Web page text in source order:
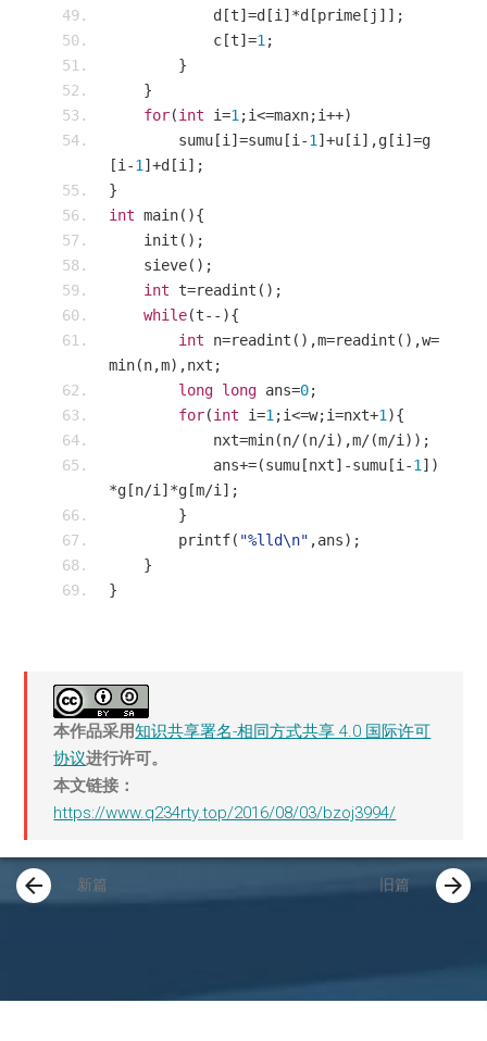
            d
[t]=d [i ]*d [prime [ j ]];
            c
[t]=1 ;
}
}
for(int i=1 ;i<=maxn;i++)
        sumu
[i ]=sumu [i -1 ]+u [i ],g [i ]=g
[i -1 ]+d [i ];
}
int main(){
    init
();
    sieve
();
int t=readint ();
while(t--){
int n=readint (),m=readint (),w=
min(n,m),nxt ;
long long ans=0;
for(int i=1 ;i<=w;i=nxt+1 ){
            nxt
=min(n/(n/i ),m/(m/i ));
            ans
+=(sumu [nxt]-sumu [i -1 ])
*g [n/i ]*g [m/i ];
}
        printf
( "%lld\n" ,ans);
}
}
本作品采用知识共享署名-相同方式共享 4.0 国际许可
协议进行许可。
本文链接：
https://www.q234rty.top/2016/08/03/bzoj3994/
arrow_back 新篇 旧篇 arrow_forward